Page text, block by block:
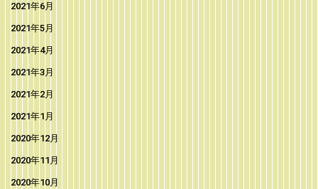
2021年6月
2021年5月
2021年4月
2021年3月
2021年2月
2021年1月
2020年12月
2020年11月
2020年10月